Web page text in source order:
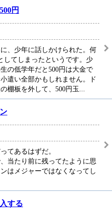
円
、少年に話しかけられた。何
してしまったというです。少
の低学年だと500円は大金で
遣い全部かもしれません。ド
棚板を外して、500円玉...
てあるはずだ。
当たり前に残ってたように思
はメジャーではなくなってし
する